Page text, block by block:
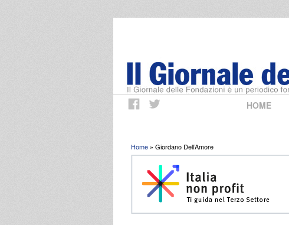
HOME
Tu sei qui
Home » Giordano Dell’Amore